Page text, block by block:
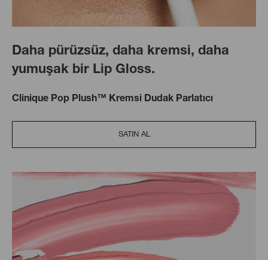
Daha pürüzsüz, daha kremsi, daha
yumuşak bir Lip Gloss.
Clinique Pop Plush™ Kremsi Dudak Parlatıcı
SATIN AL